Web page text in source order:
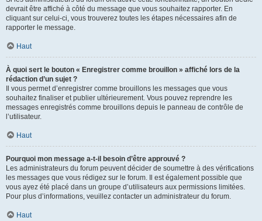
devrait être affiché à côté du message que vous souhaitez rapporter. En
cliquant sur celui-ci, vous trouverez toutes les étapes nécessaires afin de
rapporter le message.
Haut
À quoi sert le bouton « Enregistrer comme brouillon » affiché lors de la
rédaction d’un sujet ?
Il vous permet d’enregistrer comme brouillons les messages que vous
souhaitez finaliser et publier ultérieurement. Vous pouvez reprendre les
messages enregistrés comme brouillons depuis le panneau de contrôle de
l’utilisateur.
Haut
Pourquoi mon message a-t-il besoin d’être approuvé ?
Les administrateurs du forum peuvent décider de soumettre à des vérifications
les messages que vous rédigez sur le forum. Il est également possible que
vous ayez été placé dans un groupe d’utilisateurs aux permissions limitées.
Pour plus d’informations, veuillez contacter un administrateur du forum.
Haut